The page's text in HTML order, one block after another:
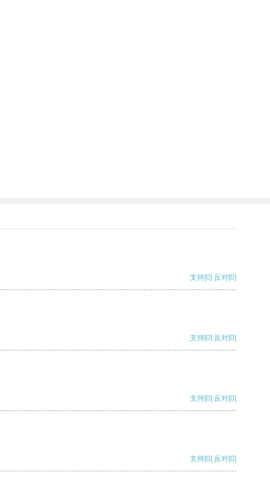
支持[0] 反对[0]
支持[0] 反对[0]
支持[0] 反对[0]
支持[0] 反对[0]